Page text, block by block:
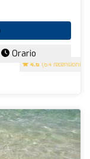
4.6 (64 recensioni)
Orario